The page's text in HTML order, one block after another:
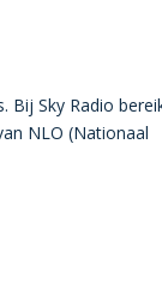
Bij Sky Radio
NLO (Nationaal